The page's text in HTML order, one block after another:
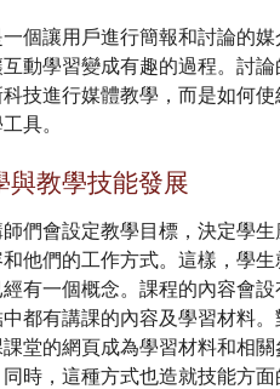
個讓用戶進行簡報和討論的
動學習變成有趣的過程。討
技進行媒體教學，而是如何
具。
教學技能發展
們會設定教學目標，決定學
他們的工作方式。這樣，學
有一個概念。課程的內容會
都有講課的內容及學習材料
堂的網頁成為學習材料和相
時，這種方式也造就技能方面